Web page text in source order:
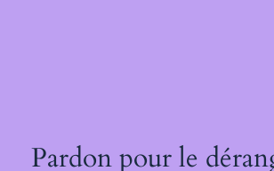
Pardon pour le